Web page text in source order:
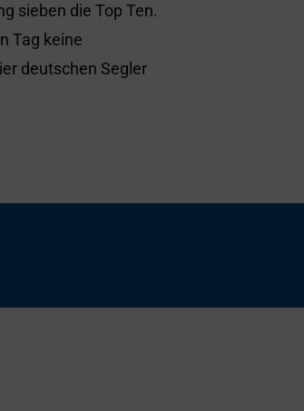
sieben die Top Ten.
Tag keine
deutschen Segler